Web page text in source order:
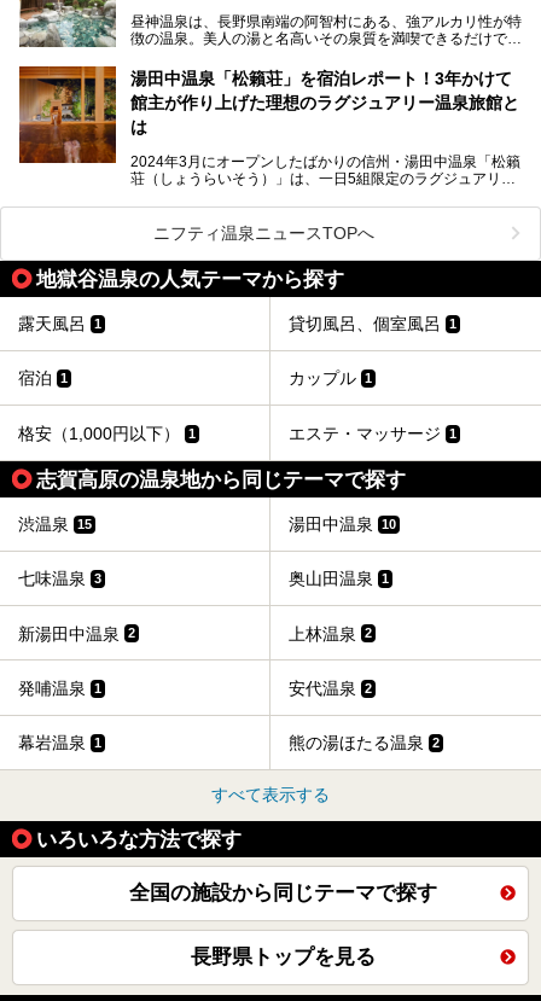
昼神温泉は、長野県南端の阿智村にある、強アルカリ性が特
徴の温泉。美人の湯と名高いその泉質を満喫できるだけでな
昼神温泉では、朝市などの観光スポットや、信州名物のおや
きを楽しめるグルメスポットなど、観光を楽しむにはぴった
りの場所が豊富にあります。
この記事では、昼神温泉での滞在を充実させる宿泊施設や日
帰り温泉、見どころ満載の観光・グルメスポットに加え、ア
クセス方法も順に紹介します。
湯田中温泉「松籟荘」を宿泊レポート！3年かけて
館主が作り上げた理想のラグジュアリー温泉旅館と
は
2024年3月にオープンしたばかりの信州・湯田中温泉「松籟
荘（しょうらいそう）」は、一日5組限定のラグジュアリー
ライベートに楽しめる非日常感が味わえます。また宿泊者は
道向かいの「よろづや」の大浴場「桃山風呂」や共同浴場の
「湯田中大湯」も利用ができます。
極上のお湯に浸り上質なお料理に舌鼓、特別な日に泊まりた
い湯田中温泉「松籟荘」を、実際に宿泊した目線で紹介しま
ニフティ温泉ニュースTOPへ
地獄谷温泉の人気テーマから探す
露天風呂 1 貸切風呂、個室風呂 1
宿泊 1 カップル 1
格安（1,000円以下） 1 エステ・マッサージ 1
志賀高原の温泉地から同じテーマで探す
渋温泉 15 湯田中温泉 10
七味温泉 3 奥山田温泉 1
新湯田中温泉 2 上林温泉 2
発哺温泉 1 安代温泉 2
幕岩温泉 1 熊の湯ほたる温泉 2
すべて表示する
いろいろな方法で探す
全国の施設から同じテーマで探す
長野県トップを見る